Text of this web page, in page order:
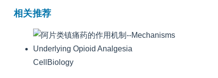
相关推荐
CellBiology